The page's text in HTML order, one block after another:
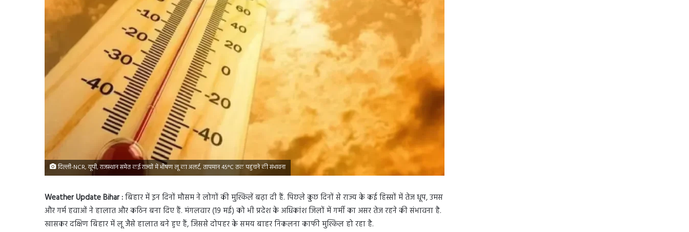
दिल्ली-NCR, यूपी, राजस्थान समेत कई राज्यों में भीषण लू का अलर्ट, तापमान 45°C तक पहुंचने की संभावना
Weather Update Bihar :बिहार में इन दिनों मौसम ने लोगों की मुश्किलें बढ़ा दी हैं. पिछले कुछ दिनों से राज्य के कई हिस्सों में तेज धूप, उमस
और गर्म हवाओं ने हालात और कठिन बना दिए हैं. मंगलवार (19 मई) को भी प्रदेश के अधिकांश जिलों में गर्मी का असर तेज रहने की संभावना है.
खासकर दक्षिण बिहार में लू जैसे हालात बने हुए हैं, जिससे दोपहर के समय बाहर निकलना काफी मुश्किल हो रहा है.